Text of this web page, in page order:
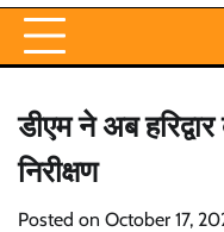
डीएम ने अब
निरीक्षण
Posted on October 17,